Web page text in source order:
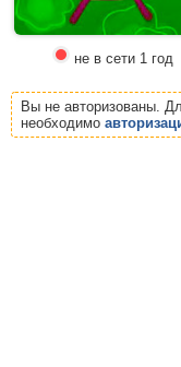
не в сети 1 год
Вы не авторизованы.
необходимо